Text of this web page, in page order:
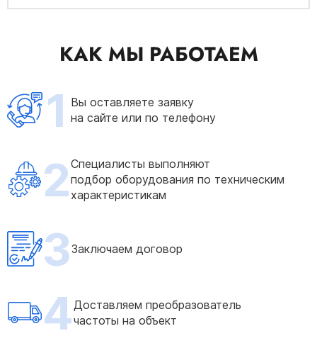
КАК МЫ РАБОТАЕМ
1 Вы оставляете заявку
на сайте или по телефону
2Специалисты выполняют
подбор оборудования по техническим
характеристикам
3Заключаем договор
4Доставляем преобразователь
частоты на объект